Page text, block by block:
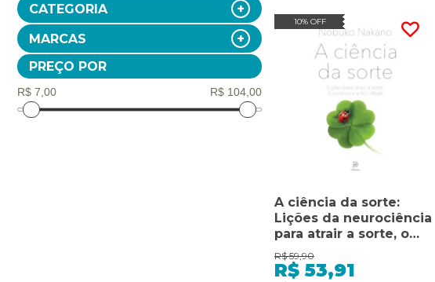
CATEGORIA
MARCAS
PREÇO POR
10% OFF
A ciência da sorte:
Lições da neurociência
para atrair a sorte, o
sucesso e a felicidade
R$ 59,90
R$ 53,91